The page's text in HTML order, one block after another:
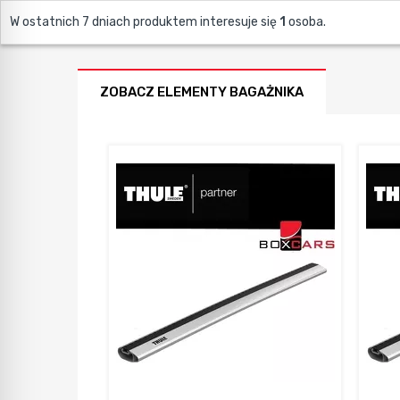
ZOBACZ ELEMENTY BAGAŻNIKA
W ostatnich 7 dniach produktem interesuje się 1 osoba.